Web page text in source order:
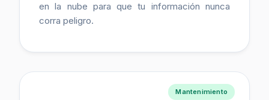
en la nube para que tu información nunca
corra peligro.
Mantenimiento